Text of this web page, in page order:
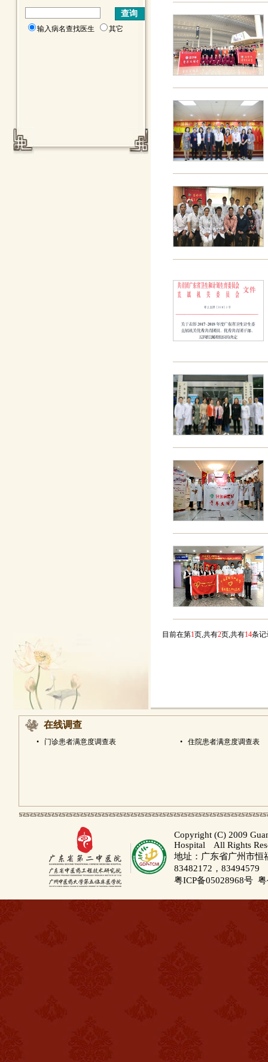
输入病名查找医生 其它
目前在第1页,共有2页,共有14条
在线调查
• 门诊患者满意度调查表 • 住院患者满意度调查表
Copyright (C) 2009
Hospital All Rights
地址：广东省广州市
83482172，83494579
粤ICP备05028968号